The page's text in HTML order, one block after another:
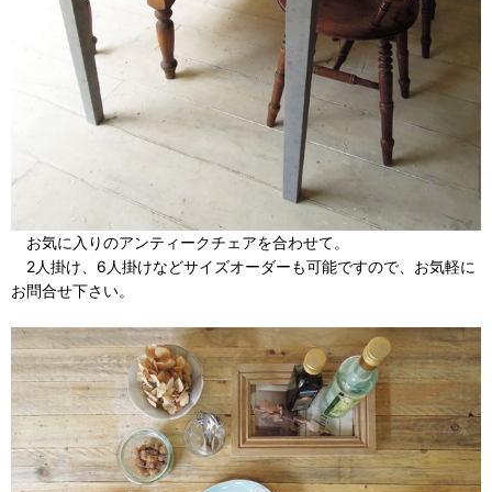
お気に入りのアンティークチェアを合わせて。
2人掛け、6人掛けなどサイズオーダーも可能ですので、お気軽に
お問合せ下さい。